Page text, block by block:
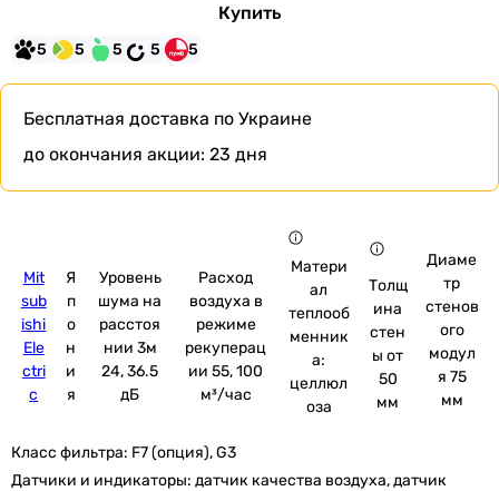
Купить
5 5 5 5 5
Бесплатная доставка по Украине
до окончания акции: 23 дня
Mit
sub
ishi
Ele
ctri
c
Я
п
о
н
и
я
Уровень
шума на
расстоя
нии 3м
24, 36.5
дБ
Расход
воздуха в
режиме
рекуперац
ии 55, 100
м³/час
Матери
ал
теплооб
менник
а:
целлюл
оза
Толщ
ина
стен
ы от
50
мм
Диаме
тр
стенов
ого
модул
я 75
мм
Класс фильтра: F7 (опция), G3
Датчики и индикаторы: датчик качества воздуха, датчик